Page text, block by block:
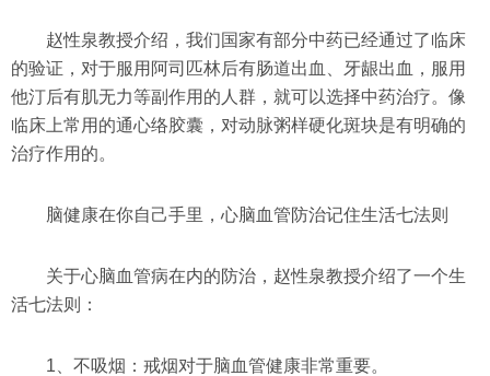
赵性泉教授介绍，我们国家有部分中药已经通过了临床
的验证，对于服用阿司匹林后有肠道出血、牙龈出血，服用
他汀后有肌无力等副作用的人群，就可以选择中药治疗。像
临床上常用的通心络胶囊，对动脉粥样硬化斑块是有明确的
治疗作用的。
脑健康在你自己手里，心脑血管防治记住生活七法则
关于心脑血管病在内的防治，赵性泉教授介绍了一个生
活七法则：
1、不吸烟：戒烟对于脑血管健康非常重要。